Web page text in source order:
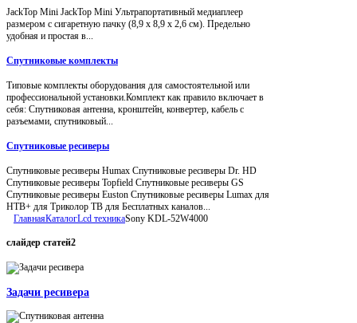
JackTop Mini JackTop Mini Ультрапортативный медиаплеер
размером с сигаретную пачку (8,9 x 8,9 x 2,6 см). Предельно
удобная и простая в...
Спутниковые комплекты
Типовые комплекты оборудования для самостоятельной или
профессиональной установки.Комплект как правило включает в
себя: Спутниковая антенна, кронштейн, конвертер, кабель с
разъемами, спутниковый...
Спутниковые ресиверы
Спутниковые ресиверы Humax Спутниковые ресиверы Dr. HD
Спутниковые ресиверы Topfield Спутниковые ресиверы GS
Спутниковые ресиверы Euston Спутниковые ресиверы Lumax для
НТВ+ для Триколор ТВ для Бесплатных каналов...
ГлавнаяКаталогLcd техникаSony KDL-52W4000
слайдер статей2
Задачи ресивера